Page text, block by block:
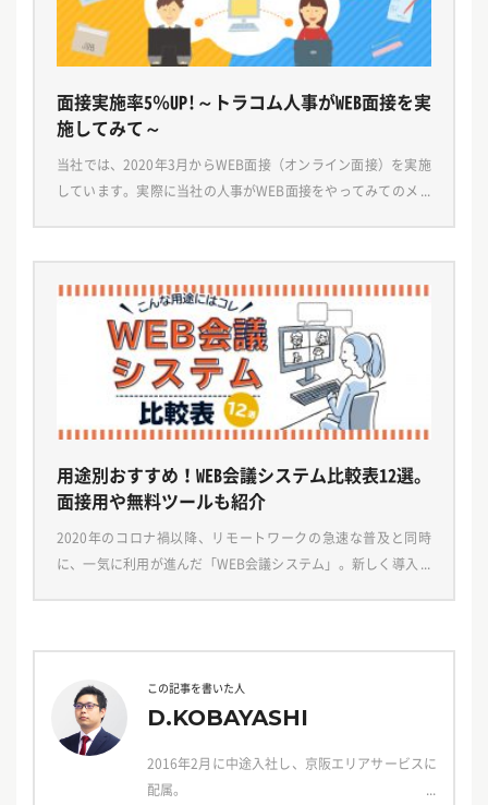
面接実施率5％UP!～トラコム人事がWEB面接を実
施してみて～
当社では、2020年3月からWEB面接（オンライン面接）を実施
しています。実際に当社の人事がWEB面接をやってみてのメリ
用途別おすすめ！WEB会議システム比較表12選。
面接用や無料ツールも紹介
2020年のコロナ禍以降、リモートワークの急速な普及と同時
に、一気に利用が進んだ「WEB会議システム」。新しく導入を
この記事を書いた人
D.KOBAYASHI
2016年2月に中途入社し、京阪エリアサービスに
配属。